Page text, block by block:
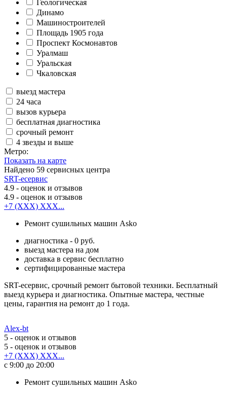
Геологическая
Динамо
Машиностроителей
Площадь 1905 года
Проспект Космонавтов
Уралмаш
Уральская
Чкаловская
выезд мастера
24 часа
вызов курьера
бесплатная диагностика
срочный ремонт
4 звезды и выше
Метро:
Показать на карте
Найдено 59 сервисных центра
SRT-есервис
4.9 - оценок и отзывов
4.9 - оценок и отзывов
+7 (XXX) XXX...
Ремонт сушильных машин Asko
диагностика - 0 руб.
выезд мастера на дом
доставка в сервис бесплатно
сертифицированные мастера
SRT-есервис, срочный ремонт бытовой техники. Бесплатный
выезд курьера и диагностика. Опытные мастера, честные
цены, гарантия на ремонт до 1 года.
Alex-bt
5 - оценок и отзывов
5 - оценок и отзывов
+7 (XXX) XXX...
с 9:00 до 20:00
Ремонт сушильных машин Asko